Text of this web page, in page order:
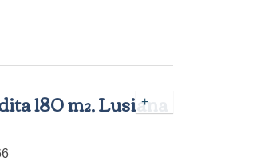
+
180 m², Lusiana